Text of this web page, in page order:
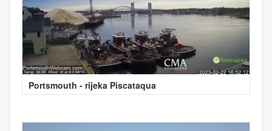
Portsmouth - rijeka Piscataqua